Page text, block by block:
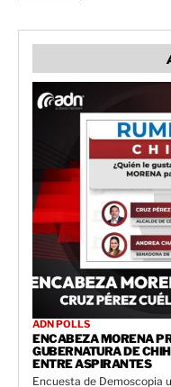
ADN POLLS
ENCABEZA MORENA
GUBERNATURA DE
ENTRE ASPIRANTES
Encuesta de Demoscopia